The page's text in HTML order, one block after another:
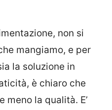
non si
mangiamo, e per
la soluzione in
è chiaro che
meno la qualità. E’